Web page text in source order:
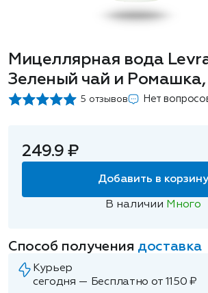
Мицеллярная вода
Зеленый чай и
5 отзывов Нет
249.9 ₽
Добавить в корзину
В наличии Много
Способ получения доставка
Курьер
сегодня — Бесплатно от 1150 ₽